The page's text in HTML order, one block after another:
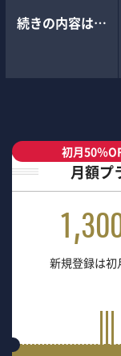
続きの内容は…
初月50％
月額プ
新規登録は初